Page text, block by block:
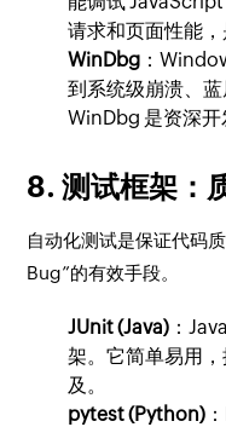
请求和页面性能，
WinDbg ：
到系统级崩溃、
WinDbg 是资深开
8. 测试框架：
自动化测试是保证代码
Bug”的有效手段。
JUnit (Java) ：
架。它简单易用
及。
pytest (Python)